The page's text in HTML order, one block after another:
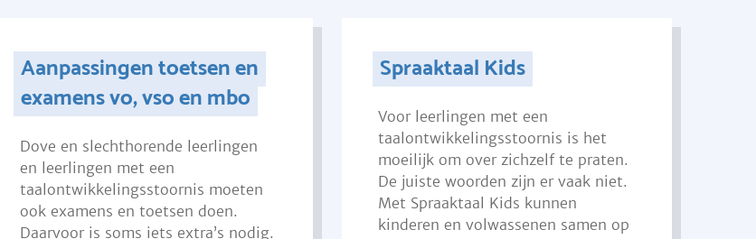
Aanpassingen toetsen en
examens vo, vso en mbo
Dove en slechthorende leerlingen
en leerlingen met een
taalontwikkelingsstoornis moeten
ook examens en toetsen doen.
Daarvoor is soms iets extra’s nodig.
Spraaktaal Kids
Voor leerlingen met een
taalontwikkelingsstoornis is het
moeilijk om over zichzelf te praten.
De juiste woorden zijn er vaak niet.
Met Spraaktaal Kids kunnen
kinderen en volwassenen samen op